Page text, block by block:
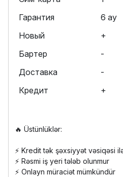
Гарантия
6 ay
Новый
+
Бартер
-
Доставка
-
Кредит
+
🔥 Üstünlüklər:
⚡ Kredit tək şəxsiyyət vəsiqəsi
⚡ Rəsmi iş yeri tələb olunmur
⚡ Onlayn müraciət mümkündür